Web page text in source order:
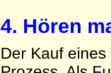
4. Hören
Der Kauf